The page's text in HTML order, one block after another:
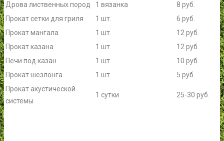
Дрова лиственных пород
1 вязанка
8 руб.
Прокат сетки для гриля
1 шт.
6 руб.
Прокат мангала
1 шт.
12 руб.
Прокат казана
1 шт.
12 руб.
Печи под казан
1 шт.
10 руб.
Прокат шезлонга
1 шт.
5 руб.
Прокат акустической
системы
1 сутки 25-30 руб.